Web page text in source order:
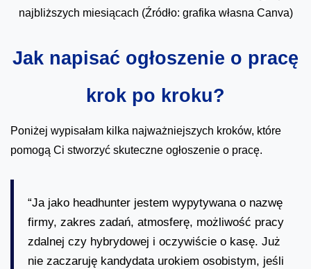
najbliższych miesiącach (Źródło: grafika własna Canva)
Jak napisać ogłoszenie o pracę
krok po kroku?
Poniżej wypisałam kilka najważniejszych kroków, które
pomogą Ci stworzyć skuteczne ogłoszenie o pracę.
“Ja jako headhunter jestem wypytywana o nazwę
firmy, zakres zadań, atmosferę, możliwość pracy
zdalnej czy hybrydowej i oczywiście o kasę. Już
nie zaczaruję kandydata urokiem osobistym, jeśli